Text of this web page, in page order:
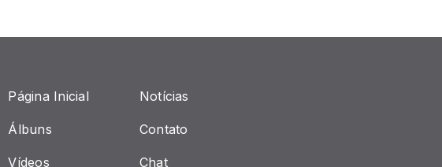
Página Inicial
Álbuns
Vídeos
Notícias
Contato
Chat